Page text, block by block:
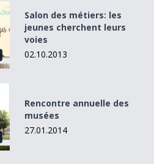
cherchent leurs voies
Salon des métiers: les
jeunes cherchent leurs
voies
02.10.2013
Rencontre annuelle des
musées
27.01.2014